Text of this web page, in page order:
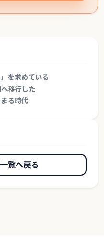
を求めている
移行した
る時代
覧へ戻る